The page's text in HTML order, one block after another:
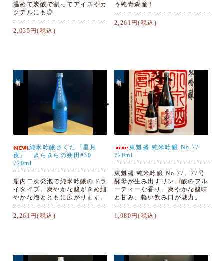
温めて炭酸で割ってアイスやカ
クテルにも◎
2,035円(税込)
う純青森産！
2,261円(税込)
純米吟醸さくた『星月
夜』 きらきらの朔田#30
720ml
瓶内二次発泡で純米吟醸のドラ
イタイプ。爽やかな酸がきめ細
やかな泡とともに広がります。
2,261円(税込)
東魁盛 純米吟醸 No.77
720ml
東魁盛 純米吟醸 No.77。77号
酵母が生み出すリンゴ酸のフル
ーティーな香り。爽やかな酸味
と甘み、軽い飲み口が魅力。
1,980円(税込)